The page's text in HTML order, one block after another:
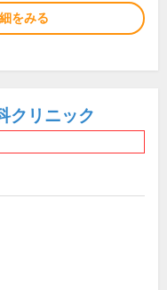
をみる
クリニック